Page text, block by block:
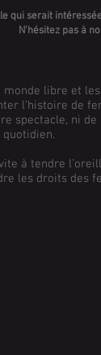
qui serait
N'hésitez pas à
libre et
l’histoire de
spectacle, ni
à tendre
les droits des